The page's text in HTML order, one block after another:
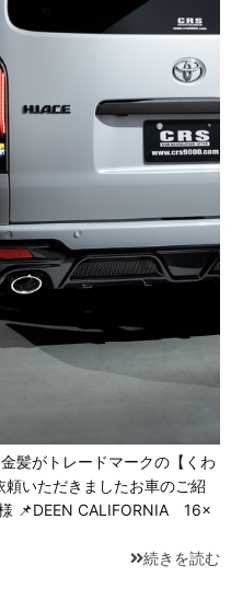
髪がトレードマークの【くわ
いただきましたお車のご紹
📌DEEN CALIFORNIA 16×
続きを読む